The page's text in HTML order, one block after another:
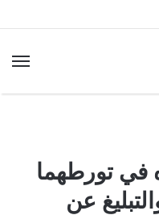
في تورطهما
عن